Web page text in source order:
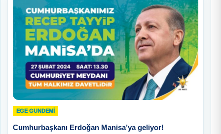
EGE GUNDEMİ
Cumhurbaşkanı Erdoğan Manisa’ya geliyor!